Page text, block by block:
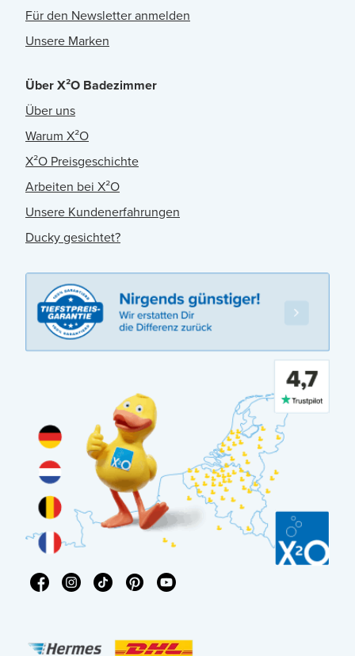
Für den Newsletter anmelden
Unsere Marken
Über X²O Badezimmer
Über uns
Warum X²O
X²O Preisgeschichte
Arbeiten bei X²O
Unsere Kundenerfahrungen
Ducky gesichtet?